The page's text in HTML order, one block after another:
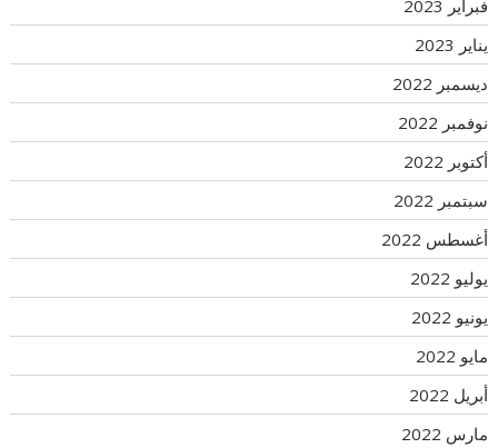
فبراير 2023
يناير 2023
ديسمبر 2022
نوفمبر 2022
أكتوبر 2022
سبتمبر 2022
أغسطس 2022
يوليو 2022
يونيو 2022
مايو 2022
أبريل 2022
مارس 2022